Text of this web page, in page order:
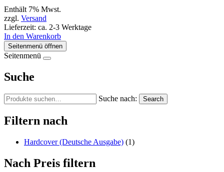
Enthält 7% Mwst.
zzgl. Versand
Lieferzeit: ca. 2-3 Werktage
In den Warenkorb
Seitenmenü öffnen
Seitenmenü
Suche
Suche nach: Search
Filtern nach
Hardcover (Deutsche Ausgabe) (1)
Nach Preis filtern